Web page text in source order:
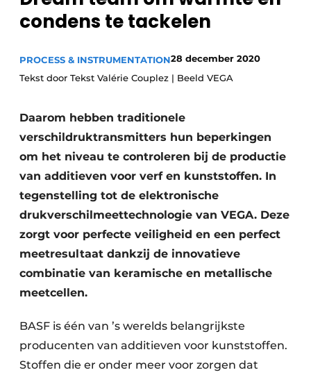
Privacy / Cookie statement
Vacatures
condens te tackelen
PROCESS & INSTRUMENTATION28 december 2020
Tekst door Tekst Valérie Couplez | Beeld VEGA
Daarom hebben traditionele
verschildruktransmitters hun beperkingen
om het niveau te controleren bij de productie
van additieven voor verf en kunststoffen. In
tegenstelling tot de elektronische
drukverschilmeettechnologie van VEGA. Deze
zorgt voor perfecte veiligheid en een perfect
meetresultaat dankzij de innovatieve
combinatie van keramische en metallische
meetcellen.
BASF is één van ’s werelds belangrijkste
producenten van additieven voor kunststoffen.
Stoffen die er onder meer voor zorgen dat